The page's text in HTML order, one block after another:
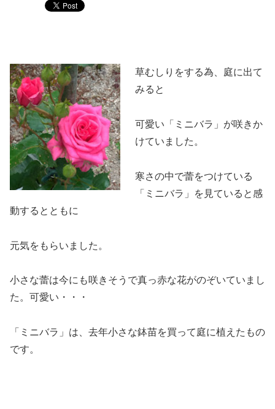
草むしりをする為、庭に出て
みると
可愛い「ミニバラ」が咲きか
けていました。
寒さの中で蕾をつけている
「ミニバラ」を見ていると感
動するとともに
元気をもらいました。
小さな蕾は今にも咲きそうで真っ赤な花がのぞいていまし
た。可愛い・・・
「ミニバラ」は、去年小さな鉢苗を買って庭に植えたもの
です。